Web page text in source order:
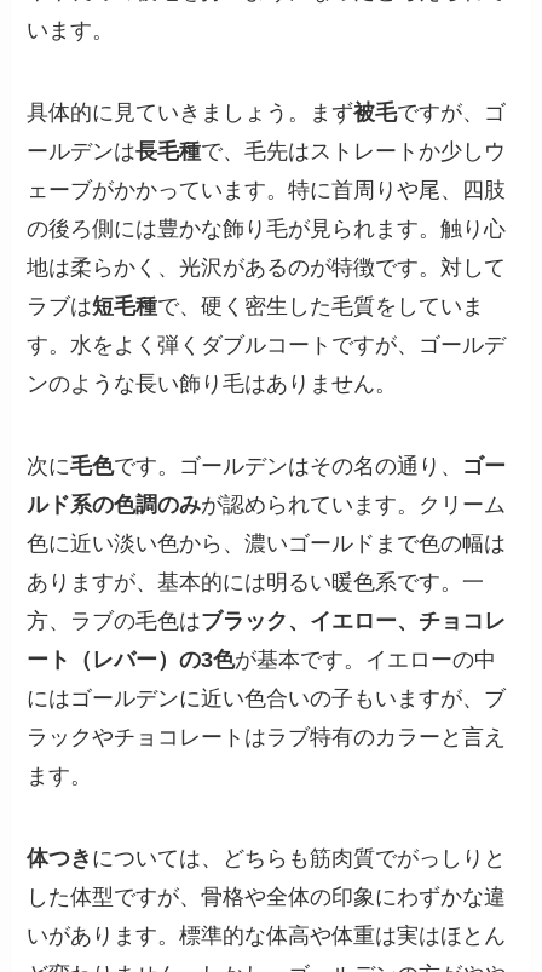
います。
具体的に見ていきましょう。まず被毛ですが、ゴ
ールデンは長毛種で、毛先はストレートか少しウ
ェーブがかかっています。特に首周りや尾、四肢
の後ろ側には豊かな飾り毛が見られます。触り心
地は柔らかく、光沢があるのが特徴です。対して
ラブは短毛種で、硬く密生した毛質をしていま
す。水をよく弾くダブルコートですが、ゴールデ
ンのような長い飾り毛はありません。
次に毛色です。ゴールデンはその名の通り、 ゴー
ルド系の色調のみが認められています。クリーム
色に近い淡い色から、濃いゴールドまで色の幅は
ありますが、基本的には明るい暖色系です。一
方、ラブの毛色はブラック、イエロー、チョコレ
ート（レバー）の3色が基本です。イエローの中
にはゴールデンに近い色合いの子もいますが、ブ
ラックやチョコレートはラブ特有のカラーと言え
ます。
体つき については、どちらも筋肉質でがっしりと
した体型ですが、骨格や全体の印象にわずかな違
いがあります。標準的な体高や体重は実はほとん